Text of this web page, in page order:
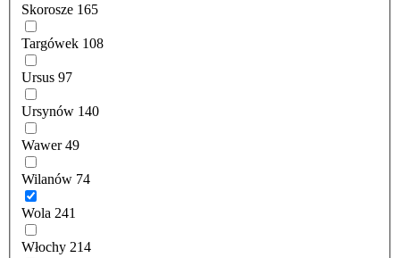
Skorosze 165
Targówek 108
Ursus 97
Ursynów 140
Wawer 49
Wilanów 74
Wola 241
Włochy 214